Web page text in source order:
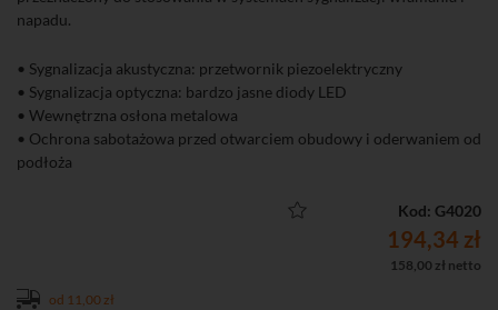
napadu.
• Sygnalizacja akustyczna: przetwornik piezoelektryczny
• Sygnalizacja optyczna: bardzo jasne diody LED
• Wewnętrzna osłona metalowa
• Ochrona sabotażowa przed otwarciem obudowy i oderwaniem od
podłoża
Kod: G4020
194,34 zł
158,00 zł netto
od 11,00 zł